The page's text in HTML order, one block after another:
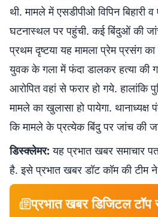
थी. मामले में एसडीपीओ विपिन बिहारी
घटनास्थल पर पहुंची. कई बिंदुओं की
प्रथम दृष्टया यह मामला प्रेम प्रसंग का
युवक के गला में फंदा डालकर हत्या की
आरोपित वहां से फरार हो गये. हालांकि
मामले का खुलासा हो पायेगा.
कि मामले के प्रत्येक बिंदु पर जांच की
डिस्क्लेमर: यह प्रभात खबर समाचार
है. इसे प्रभात खबर डॉट कॉम की टीम ने
प्रभात खबर डिजिटल टॉप